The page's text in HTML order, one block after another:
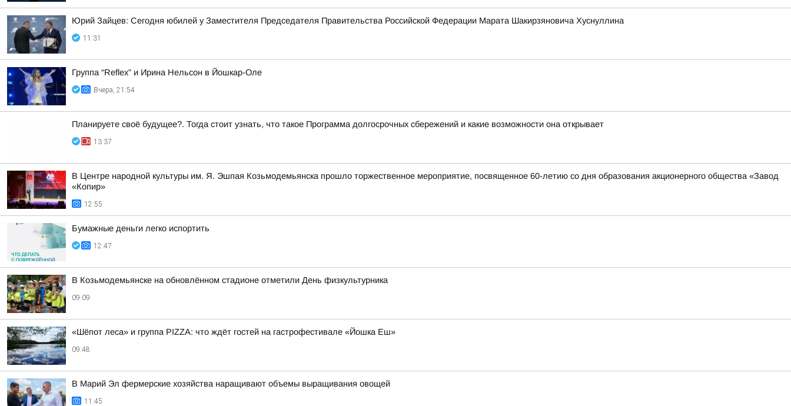
Юрий Зайцев: Сегодня юбилей у Заместителя Председателя Правительства Российской Федерации Марата Шакирзяновича Хуснуллина
11:31
Группа “Reflex” и Ирина Нельсон в Йошкар-Оле
Вчера, 21:54
Планируете своё будущее?. Тогда стоит узнать, что такое Программа долгосрочных сбережений и какие возможности она открывает
13:37
В Центре народной культуры им. Я. Эшпая Козьмодемьянска прошло торжественное мероприятие, посвященное 60-летию со дня образования акционерного общества «Завод
«Копир»
12:55
Бумажные деньги легко испортить
12:47
В Козьмодемьянске на обновлённом стадионе отметили День физкультурника
09:09
«Шёпот леса» и группа PIZZA: что ждёт гостей на гастрофестивале «Йошка Еш»
09:48
В Марий Эл фермерские хозяйства наращивают объемы выращивания овощей
11:45